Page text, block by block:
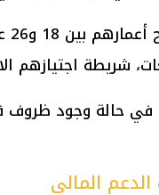
-
شريطة اجتيازهم
في حالة وجود ظروف
المالى